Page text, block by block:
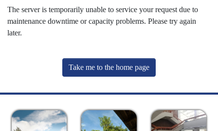
The server is temporarily unable to service your request due to
maintenance downtime or capacity problems. Please try again
later.
Take me to the home page